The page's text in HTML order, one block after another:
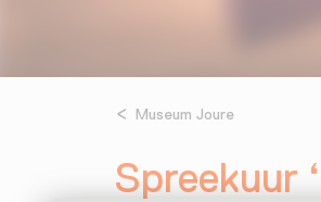
Museum Joure
Spreekuur